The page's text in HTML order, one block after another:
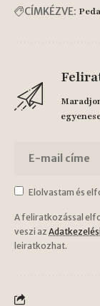
CÍMKÉZVE:
Elolvastam és
A feliratkozással
veszi az
leiratkozhat.